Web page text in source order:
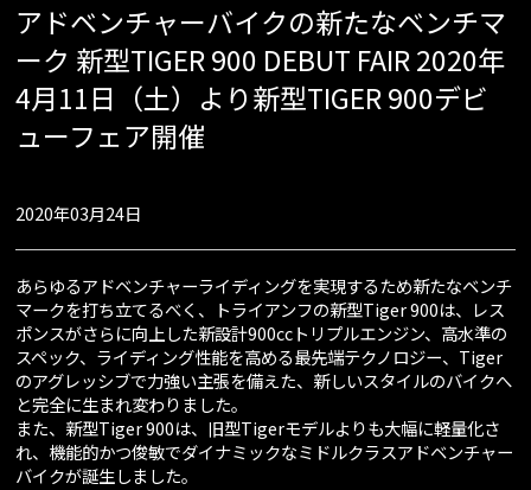
アドベンチャーバイクの新たなベンチマ
ーク 新型TIGER 900 DEBUT FAIR 2020年
4月11日（土）より新型TIGER 900デビ
ューフェア開催
2020年03月24日
あらゆるアドベンチャーライディングを実現するため新たなベンチ
マークを打ち立てるべく、トライアンフの新型Tiger 900は、レス
ポンスがさらに向上した新設計900ccトリプルエンジン、高水準の
スペック、ライディング性能を高める最先端テクノロジー、Tiger
のアグレッシブで力強い主張を備えた、新しいスタイルのバイクへ
と完全に生まれ変わりました。
また、新型Tiger 900は、旧型Tigerモデルよりも大幅に軽量化さ
れ、機能的かつ俊敏でダイナミックなミドルクラスアドベンチャー
バイクが誕生しました。